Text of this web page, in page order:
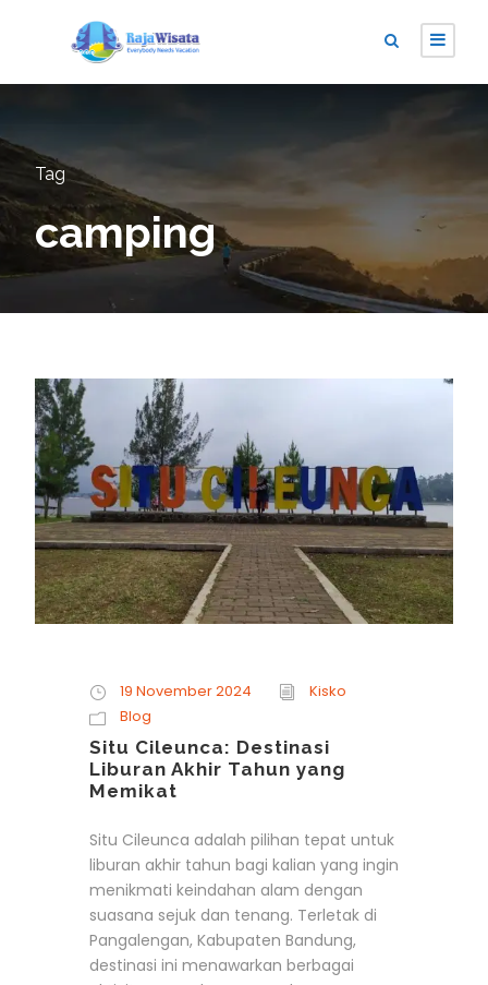
Tag
camping
19 November 2024
Kisko
Blog
Situ Cileunca: Destinasi
Liburan Akhir Tahun yang
Memikat
Situ Cileunca adalah pilihan tepat untuk
liburan akhir tahun bagi kalian yang ingin
menikmati keindahan alam dengan
suasana sejuk dan tenang. Terletak di
Pangalengan, Kabupaten Bandung,
destinasi ini menawarkan berbagai